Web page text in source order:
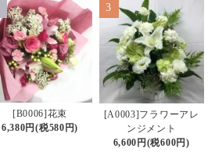
[B0006]花束
6,380円(税580円)
3
[A0003]フラワーアレ
ンジメント
6,600円(税600円)